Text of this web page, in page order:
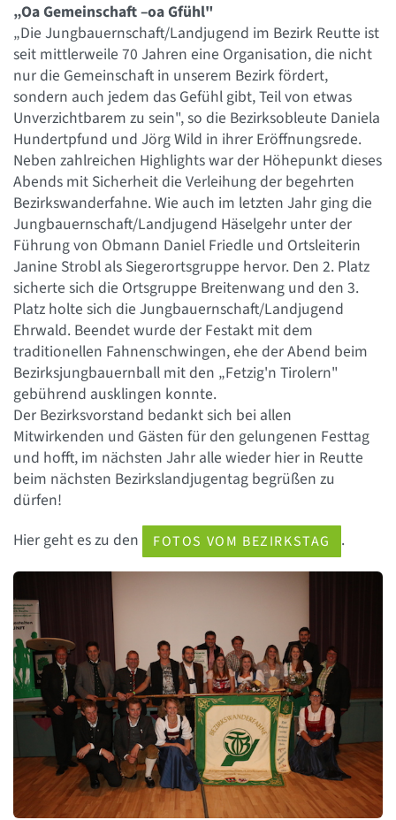
„Oa Gemeinschaft –oa Gfühl"
„Die Jungbauernschaft/Landjugend im Bezirk Reutte ist
seit mittlerweile 70 Jahren eine Organisation, die nicht
nur die Gemeinschaft in unserem Bezirk fördert,
sondern auch jedem das Gefühl gibt, Teil von etwas
Unverzichtbarem zu sein", so die Bezirksobleute Daniela
Hundertpfund und Jörg Wild in ihrer Eröffnungsrede.
Neben zahlreichen Highlights war der Höhepunkt dieses
Abends mit Sicherheit die Verleihung der begehrten
Bezirkswanderfahne. Wie auch im letzten Jahr ging die
Jungbauernschaft/Landjugend Häselgehr unter der
Führung von Obmann Daniel Friedle und Ortsleiterin
Janine Strobl als Siegerortsgruppe hervor. Den 2. Platz
sicherte sich die Ortsgruppe Breitenwang und den 3.
Platz holte sich die Jungbauernschaft/Landjugend
Ehrwald. Beendet wurde der Festakt mit dem
traditionellen Fahnenschwingen, ehe der Abend beim
Bezirksjungbauernball mit den „Fetzig'n Tirolern"
gebührend ausklingen konnte.
Der Bezirksvorstand bedankt sich bei allen
Mitwirkenden und Gästen für den gelungenen Festtag
und hofft, im nächsten Jahr alle wieder hier in Reutte
beim nächsten Bezirkslandjugentag begrüßen zu
dürfen!
Hier geht es zu den
FOTOS VOM BEZIRKSTAG .